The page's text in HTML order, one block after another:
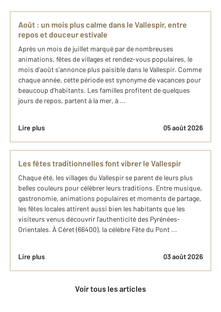
Août : un mois plus calme dans le Vallespir, entre
repos et douceur estivale
Après un mois de juillet marqué par de nombreuses
animations, fêtes de villages et rendez-vous populaires, le
mois d'août s'annonce plus paisible dans le Vallespir. Comme
chaque année, cette période est synonyme de vacances pour
beaucoup d'habitants. Les familles profitent de quelques
jours de repos, partent à la mer, à ...
Lire plus 05 août 2026
Les fêtes traditionnelles font vibrer le Vallespir
Chaque été, les villages du Vallespir se parent de leurs plus
belles couleurs pour célébrer leurs traditions. Entre musique,
gastronomie, animations populaires et moments de partage,
les fêtes locales attirent aussi bien les habitants que les
visiteurs venus découvrir l'authenticité des Pyrénées-
Orientales. À Céret (66400), la célèbre Fête du Pont ...
Lire plus 03 août 2026
Voir tous les articles